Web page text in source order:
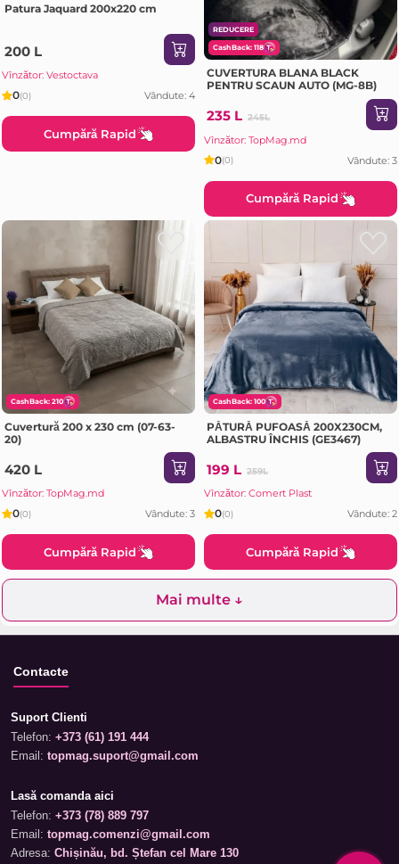
Patura Jaquard 200x220 cm
200 L
Vînzător: Vestoctava
0(0) Vândute: 4
Cumpără Rapid
REDUCERE
CashBack: 118
CUVERTURA BLANA BLACK
PENTRU SCAUN AUTO (MG-8B)
235 L 245L
Vînzător: TopMag.md
0(0) Vândute: 3
Cumpără Rapid
CashBack: 210
Cuvertură 200 x 230 cm (07-63-
20)
420 L
Vînzător: TopMag.md
0(0) Vândute: 3
Cumpără Rapid
CashBack: 100
PĂTURĂ PUFOASĂ 200X230CM,
ALBASTRU ÎNCHIS (GE3467)
199 L 259L
Vînzător: Comert Plast
0(0) Vândute: 2
Cumpără Rapid
Mai multe ↓
Contacte
Suport Clienti
Telefon: +373 (61) 191 444
Email: topmag.suport@gmail.com
Lasă comanda aici
Telefon: +373 (78) 889 797
Email: topmag.comenzi@gmail.com
Adresa: Chișinău, bd. Ștefan cel Mare 130